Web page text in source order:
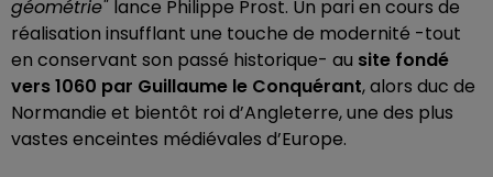
géométrie" lance Philippe Prost. Un pari en cours de
réalisation insufflant une touche de modernité -tout
en conservant son passé historique- au site fondé
vers1060 par Guillaume le Conquérant, alors duc de
Normandie et bientôt roi d’Angleterre, une des plus
vastes enceintes médiévales d’Europe.